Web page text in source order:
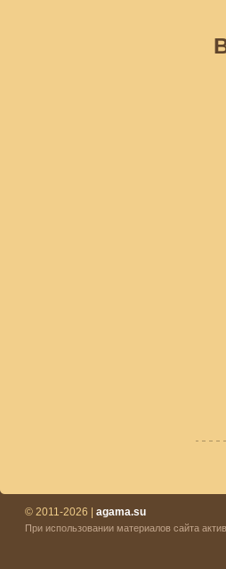
© 2011-2026 | agama.su
При использовании материалов сайта